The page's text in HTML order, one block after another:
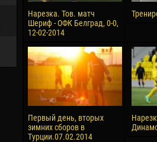
Vitor Hugo Morais de OLIVEIRA
28 March
Raí LOPES DE OLIVEIRA
Ivan
Jair
Нарезка. Тов. матч
Шериф - ОФК Белград, 0-0,
12-02-2014
Первый день, вторых
зимних сборов в
Турции.07.02.2014